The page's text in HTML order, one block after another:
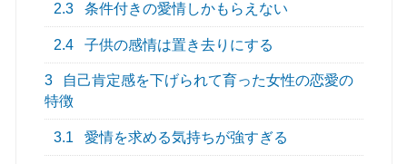
2.3 条件付きの愛情しかもらえない
2.4 子供の感情は置き去りにする
3
自己肯定感を下げられて育った女性の恋愛の
特徴
3.1 愛情を求める気持ちが強すぎる